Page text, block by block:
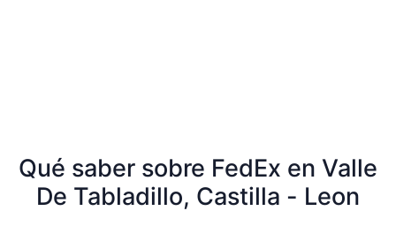
Qué saber sobre FedEx en Valle
De Tabladillo, Castilla - Leon